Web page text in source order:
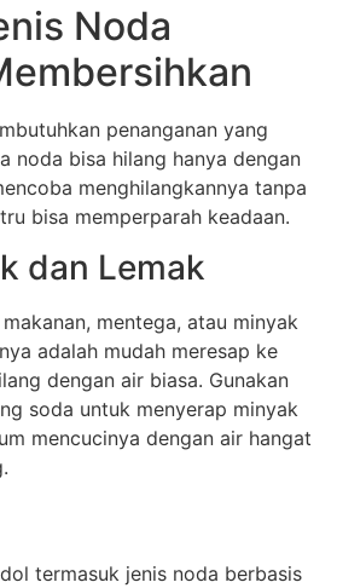
Noda
penanganan yang
noda bisa hilang hanya dengan
menghilangkannya tanpa
bisa memperparah keadaan.
dan Lemak
mentega, atau minyak
adalah mudah meresap ke
dengan air biasa. Gunakan
soda untuk menyerap minyak
mencucinya dengan air hangat
termasuk jenis noda berbasis